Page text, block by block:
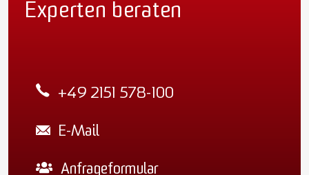
Experten beraten
+49 2151 578-100
E-Mail
Anfrageformular